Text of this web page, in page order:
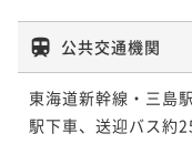
公共交通機関
東海道新幹線・三島
駅下車、送迎バス約